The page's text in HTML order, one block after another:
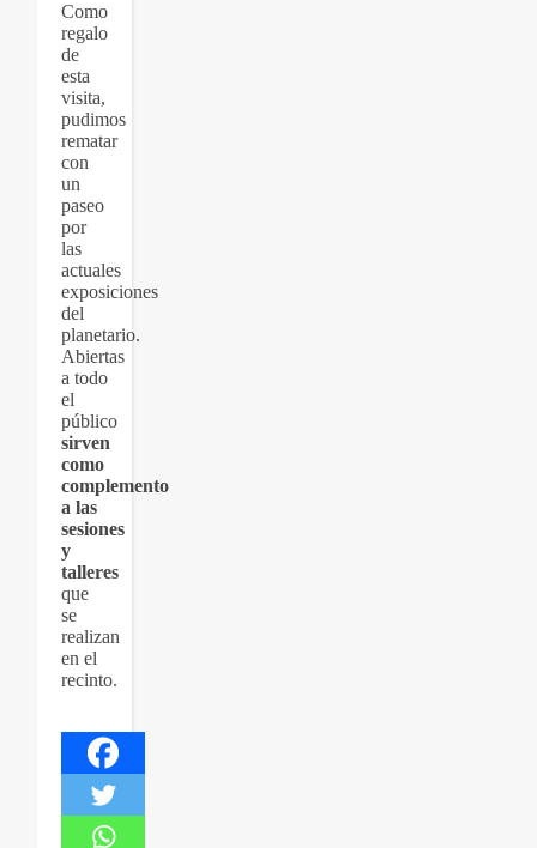
Como
regalo
de
esta
visita,
pudimos
rematar
con
un
paseo
por
las
actuales
exposiciones
del
planetario.
Abiertas
a todo
el
público
sirven
como
complemento
a las
sesiones
y
talleres
que
se
realizan
en el
recinto.